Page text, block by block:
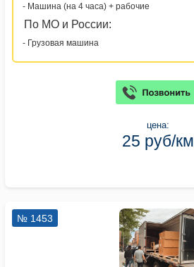
- Машина (на 4 часа) + рабочие
По МО и России:
- Грузовая машина
цена:
25 руб/км
№ 1453